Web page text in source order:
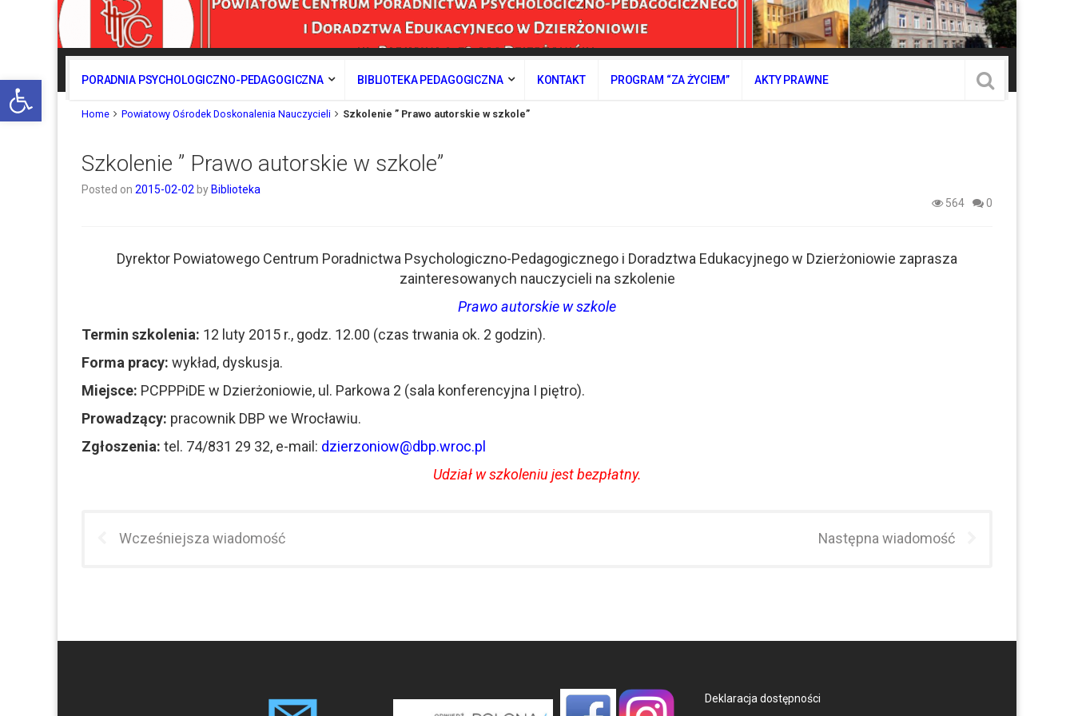
Otwórz pasek narzędzi PORADNIA PSYCHOLOGICZNO-PEDAGOGICZNA BIBLIOTEKA PEDAGOGICZNA KONTAKT PROGRAM “ZA ŻYCIEM” AKTY PRAWNE
Home Powiatowy Ośrodek Doskonalenia Nauczycieli Szkolenie ” Prawo autorskie w szkole”
Szkolenie ” Prawo autorskie w szkole”
Posted on 2015-02-02 by Biblioteka
564
0
Dyrektor Powiatowego Centrum Poradnictwa Psychologiczno-Pedagogicznego i Doradztwa Edukacyjnego w Dzierżoniowie zaprasza
zainteresowanych nauczycieli na szkolenie
Prawo autorskie w szkole
Termin szkolenia: 12 luty 2015 r., godz. 12.00 (czas trwania ok. 2 godzin).
Forma pracy: wykład, dyskusja.
Miejsce: PCPPPiDE w Dzierżoniowie, ul. Parkowa 2 (sala konferencyjna I piętro).
Prowadzący: pracownik DBP we Wrocławiu.
Zgłoszenia: tel. 74/831 29 32, e-mail: dzierzoniow@dbp.wroc.pl
Udział w szkoleniu jest bezpłatny.
Wcześniejsza wiadomość Następna wiadomość
Deklaracja dostępności